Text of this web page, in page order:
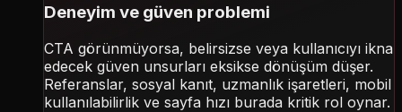
Deneyim ve güven problemi
CTA görünmüyorsa, belirsizse veya kullanıcıyı ikna
edecek güven unsurları eksikse dönüşüm düşer.
Referanslar, sosyal kanıt, uzmanlık işaretleri, mobil
kullanılabilirlik ve sayfa hızı burada kritik rol oynar.